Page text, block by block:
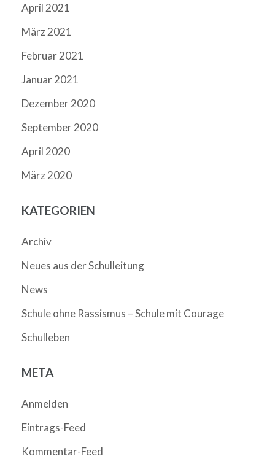
April 2021
März 2021
Februar 2021
Januar 2021
Dezember 2020
September 2020
April 2020
März 2020
KATEGORIEN
Archiv
Neues aus der Schulleitung
News
Schule ohne Rassismus – Schule mit Courage
Schulleben
META
Anmelden
Eintrags-Feed
Kommentar-Feed